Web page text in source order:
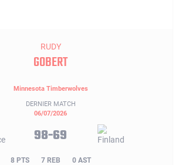
RUDY
GOBERT
Minnesota Timberwolves
DERNIER MATCH
06/07/2026
98-69
8 PTS 7 REB 0 AST